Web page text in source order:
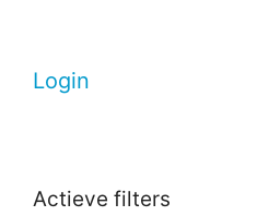
Login
Actieve filters